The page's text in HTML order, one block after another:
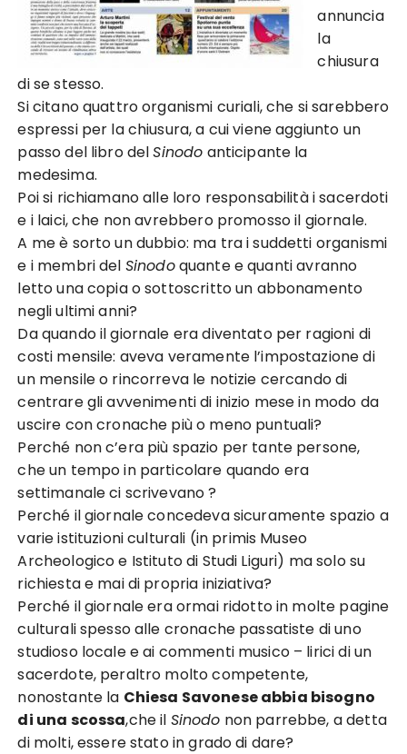
annuncia
la
chiusura
di se stesso.
Si citano quattro organismi curiali, che si sarebbero
espressi per la chiusura, a cui viene aggiunto un
passo del libro delSinodo anticipante la
medesima.
Poi si richiamano alle loro responsabilità i sacerdoti
e i laici, che non avrebbero promosso il giornale.
A me è sorto un dubbio: ma tra i suddetti organismi
e i membri del Sinodoquante e quanti avranno
letto una copia o sottoscritto un abbonamento
negli ultimi anni?
Da quando il giornale era diventato per ragioni di
costi mensile: aveva veramente l’impostazione di
un mensile o rincorreva le notizie cercando di
centrare gli avvenimenti di inizio mese in modo da
uscire con cronache più o meno puntuali?
Perché non c’era più spazio per tante persone,
che un tempo in particolare quando era
settimanale ci scrivevano ?
Perché il giornale concedeva sicuramente spazio a
varie istituzioni culturali (in primis Museo
Archeologico e Istituto di Studi Liguri) ma solo su
richiesta e mai di propria iniziativa?
Perché il giornale era ormai ridotto in molte pagine
culturali spesso alle cronache passatiste di uno
studioso locale e ai commenti musico – lirici di un
sacerdote, peraltro molto competente,
nonostante la Chiesa Savonese abbia bisogno
di una scossa,che il Sinodo non parrebbe, a detta
di molti, essere stato in grado di dare?